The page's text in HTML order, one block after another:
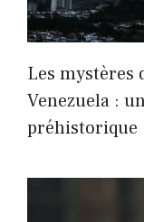
Les mystères
Venezuela :
préhistorique